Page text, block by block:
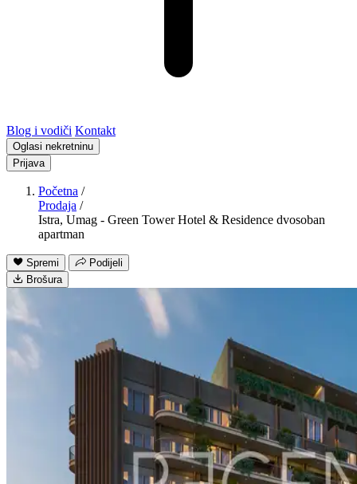
Blog i vodiči Kontakt
Oglasi nekretninu
Prijava
Početna /
Prodaja /
Istra, Umag - Green Tower Hotel & Residence dvosoban
apartman
Spremi
Podijeli
Brošura